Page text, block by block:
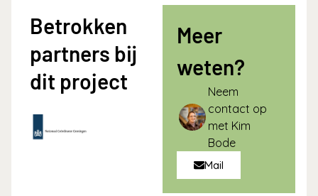
Betrokken
partners bij
dit project
Meer
weten?
Neem
contact op
met Kim
Bode
Mail